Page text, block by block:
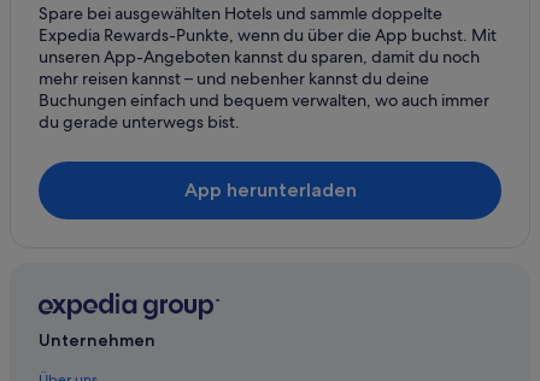
Hotels nahe Burgruine Altwartenburg
Hotels nahe Golfclub Attersee-Traunsee
Ferienwohnungen in Lenzing
Pensionen in Pilsbach
Hausboote in Regau
Regau Hotels
Hütten in Regau
Spare bei ausgewählten Hotels und sammle doppelte
Expedia Rewards-Punkte, wenn du über die App buchst. Mit
unseren App-Angeboten kannst du sparen, damit du noch
mehr reisen kannst – und nebenher kannst du deine
Buchungen einfach und bequem verwalten, wo auch immer
du gerade unterwegs bist.
App herunterladen
Unternehmen